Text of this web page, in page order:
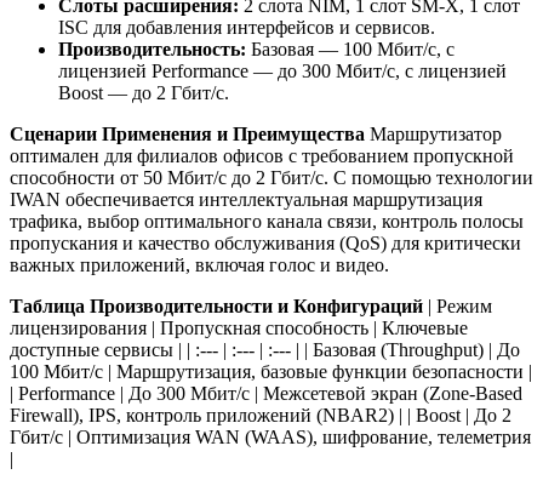
Слоты расширения: 2 слота NIM, 1 слот SM-X, 1 слот
ISC для добавления интерфейсов и сервисов.
Производительность: Базовая — 100 Мбит/с, с
лицензией Performance — до 300 Мбит/с, с лицензией
Boost — до 2 Гбит/с.
Сценарии Применения и Преимущества Маршрутизатор
оптимален для филиалов офисов с требованием пропускной
способности от 50 Мбит/с до 2 Гбит/с. С помощью технологии
IWAN обеспечивается интеллектуальная маршрутизация
трафика, выбор оптимального канала связи, контроль полосы
пропускания и качество обслуживания (QoS) для критически
важных приложений, включая голос и видео.
Таблица Производительности и Конфигураций | Режим
лицензирования | Пропускная способность | Ключевые
доступные сервисы | | :--- | :--- | :--- | | Базовая (Throughput) | До
100 Мбит/с | Маршрутизация, базовые функции безопасности |
| Performance | До 300 Мбит/с | Межсетевой экран (Zone-Based
Firewall), IPS, контроль приложений (NBAR2) | | Boost | До 2
Гбит/с | Оптимизация WAN (WAAS), шифрование, телеметрия
|